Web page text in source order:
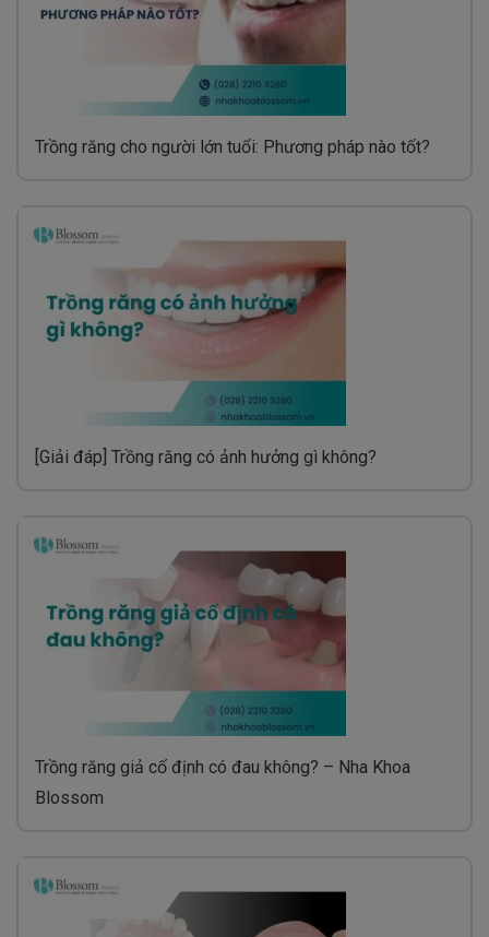
Trồng răng cho người lớn tuổi: Phương pháp nào tốt?
[Giải đáp] Trồng răng có ảnh hưởng gì không?
Trồng răng giả cố định có đau không? – Nha Khoa
Blossom